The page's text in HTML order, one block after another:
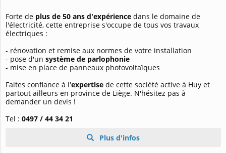
Forte de plus de 50 ans d'expérience dans le domaine de
l'électricité, cette entreprise s'occupe de tous vos travaux
électriques :
- rénovation et remise aux normes de votre installation
- pose d'un système de parlophonie
- mise en place de panneaux photovoltaïques
Faites confiance à l'expertise de cette société active à Huy et
partout ailleurs en province de Liège. N'hésitez pas à
demander un devis !
Tel : 0497 / 44 34 21
Plus d'infos